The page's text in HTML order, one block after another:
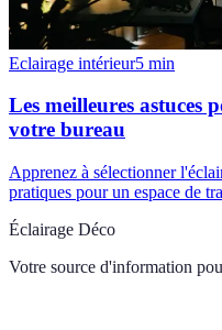
Eclairage intérieur5 min
Les meilleures astuces
votre bureau
Apprenez à sélectionner
pratiques pour un espace de
Éclairage Déco
Votre source d'information